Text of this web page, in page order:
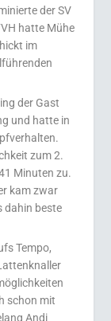
der SV
hatte Mühe
im
der Gast
und hatte in
zum 2.
Minuten zu.
kam zwar
dahin beste
Tempo,
schon mit
Andi